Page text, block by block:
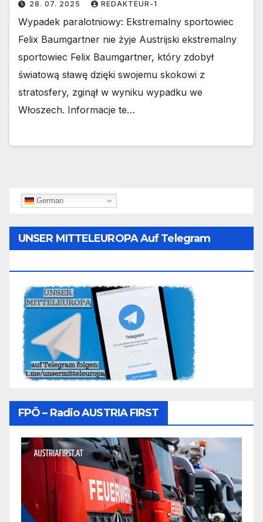
28. 07. 2025 REDAKTEUR-1
Wypadek paralotniowy: Ekstremalny sportowiec
Felix Baumgartner nie żyje Austrijski ekstremalny
sportowiec Felix Baumgartner, który zdobył
światową sławę dzięki swojemu skokowi z
stratosfery, zginął w wyniku wypadku we
Włoszech. Informacje te…
German
UNSER MITTELEUROPA Auf Telegram
FPÖ – Radio AUSTRIA FIRST